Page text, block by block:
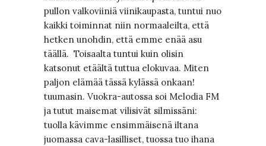
pullon valkoviiniä viinikaupasta, tuntui nuo
kaikki toiminnat niin normaaleilta, että
hetken unohdin, että emme enää asu
täällä. Toisaalta tuntui kuin olisin
katsonut etäältä tuttua elokuvaa. Miten
paljon elämää tässä kylässä onkaan!
tuumasin. Vuokra-autossa soi Melodia FM
ja tutut maisemat vilisivät silmissäni:
tuolla kävimme ensimmäisenä iltana
juomassa cava-lasilliset, tuossa tuo ihana